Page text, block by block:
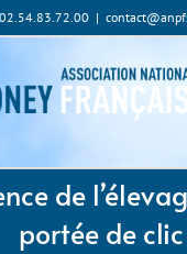
02.54.83.72.00 |
de
portée de